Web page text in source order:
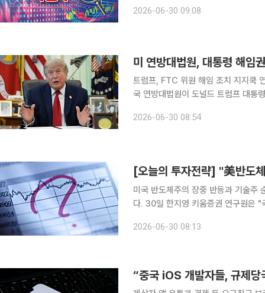
에 거래 중이다. SK하이닉스는
2026-06-30 09:08
미 연방대법원, 대통령 해임
트럼프, FTC 위원 해임 조치 지지쿡
국 연방대법원이 도널드 트럼프 대통
제도(연준·Fed) 이사 해임에는 제동
2026-06-30 08:54
미국 반도체주의 장중 반등과 기술주
다. 30일 한지영 키움증권 연구원은 "국내 증시가 미국 반도체주들의 장중 급반등 성공했고, 미국
큼, 분기 및 반기말 리밸런싱 여파로
2026-06-30 08:13
“중국 iOS 개발자들, 규제당